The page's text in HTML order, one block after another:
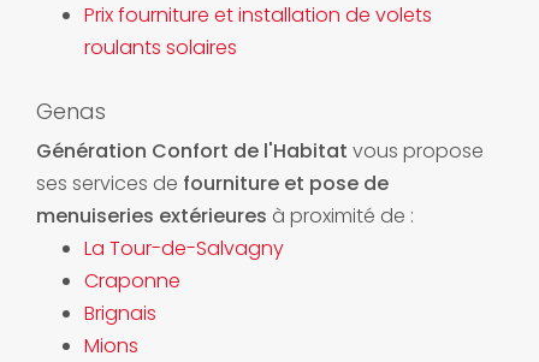
Prix fourniture et installation de volets
roulants solaires
Genas
Génération Confort de l'Habitat vous propose
ses services de fourniture et pose de
menuiseries extérieures à proximité de :
La Tour-de-Salvagny
Craponne
Brignais
Mions